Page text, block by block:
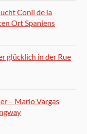
Conil de la
Ort Spaniens
glücklich in der Rue
– Mario Vargas